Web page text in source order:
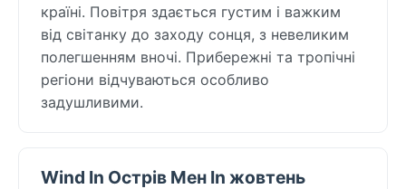
країні. Повітря здається густим і важким
від світанку до заходу сонця, з невеликим
полегшенням вночі. Прибережні та тропічні
регіони відчуваються особливо
задушливими.
Wind In Острів Мен In жовтень